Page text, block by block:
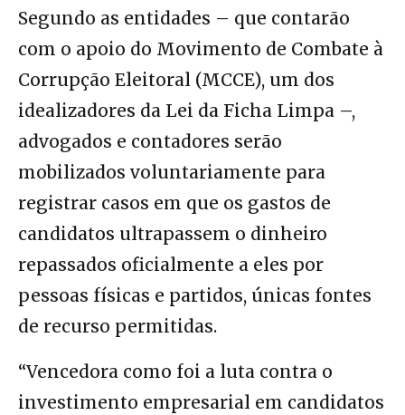
Segundo as entidades – que contarão
com o apoio do Movimento de Combate à
Corrupção Eleitoral (MCCE), um dos
idealizadores da Lei da Ficha Limpa –,
advogados e contadores serão
mobilizados voluntariamente para
registrar casos em que os gastos de
candidatos ultrapassem o dinheiro
repassados oficialmente a eles por
pessoas físicas e partidos, únicas fontes
de recurso permitidas.
“Vencedora como foi a luta contra o
investimento empresarial em candidatos